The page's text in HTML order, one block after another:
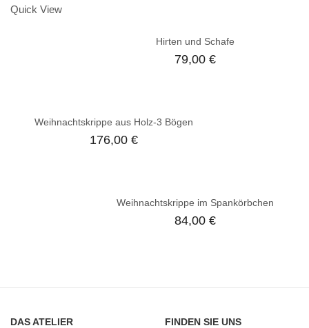
Quick View
Hirten und Schafe
79,00 €
Weihnachtskrippe aus Holz-3 Bögen
176,00 €
Weihnachtskrippe im Spankörbchen
84,00 €
DAS ATELIER FINDEN SIE UNS